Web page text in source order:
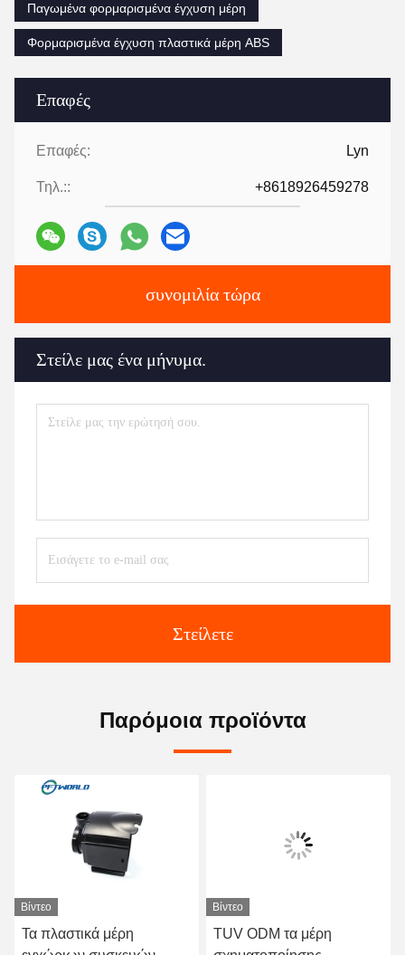
Επαφές
Επαφές: Lyn
Τηλ.:: +8618926459278
συνομιλία τώρα
Στείλε μας ένα μήνυμα.
Στείλετε
Παγωμένα φορμαρισμένα έγχυση μέρη
Φορμαρισμένα έγχυση πλαστικά μέρη ABS
Παρόμοια προϊόντα
Βίντεο
Τα πλαστικά μέρη
Βίντεο
TUV ODM τα μέρη